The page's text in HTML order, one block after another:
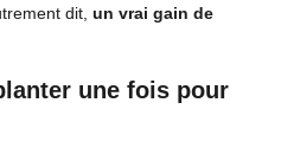
dit, un vrai gain de
une fois pour